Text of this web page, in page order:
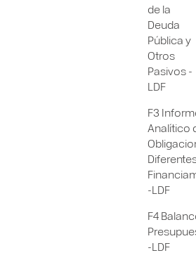
de la
Deuda
Pública y
Otros
Pasivos -
LDF
F3
Analítico
-LDF
F4
-LDF